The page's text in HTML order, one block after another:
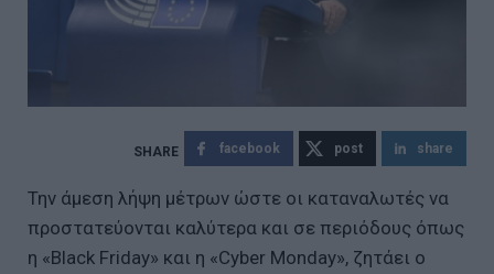
facebook post share
Την άμεση λήψη μέτρων ώστε οι καταναλωτές να
προστατεύονται καλύτερα και σε περιόδους όπως
η «Black Friday» και η «Cyber Monday», ζητάει ο